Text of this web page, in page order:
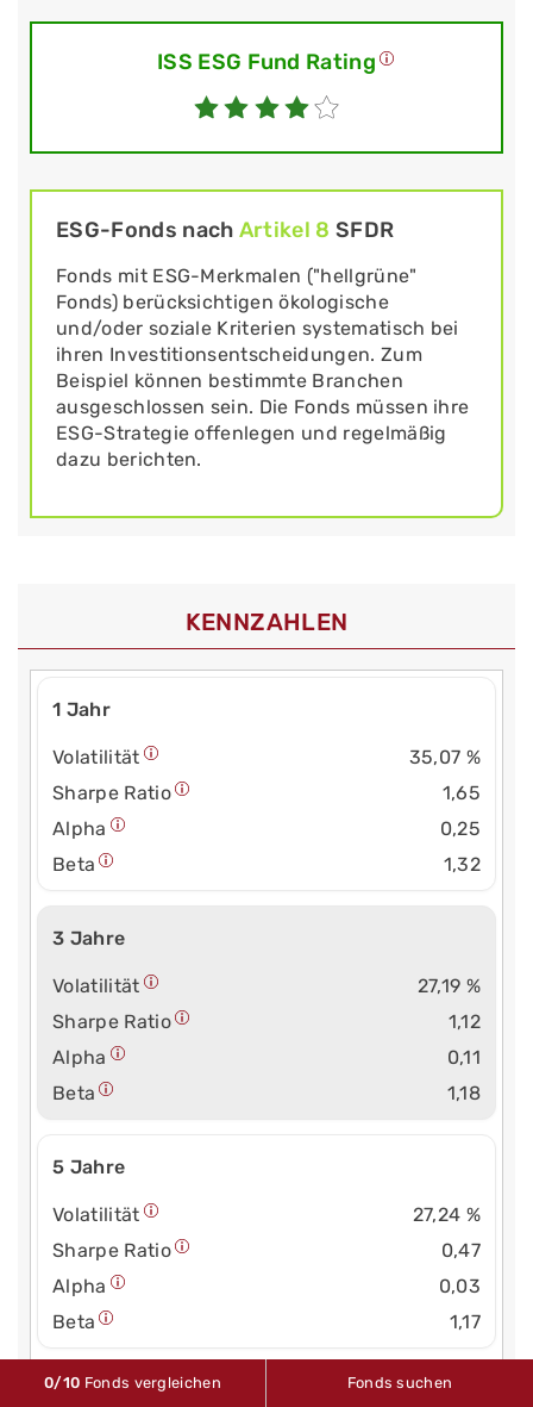
ISS ESG Fund Rating
ESG-Fonds nach Artikel 8 SFDR
Fonds mit ESG-Merkmalen ("hellgrüne"
Fonds) berücksichtigen ökologische
und/oder soziale Kriterien systematisch bei
ihren Investitionsentscheidungen. Zum
Beispiel können bestimmte Branchen
ausgeschlossen sein. Die Fonds müssen ihre
ESG-Strategie offenlegen und regelmäßig
dazu berichten.
KENNZAHLEN
1 Jahr
Volatilität
35,07 %
Sharpe Ratio
1,65
Alpha
0,25
Beta
1,32
3 Jahre
Volatilität
27,19 %
Sharpe Ratio
1,12
Alpha
0,11
Beta
1,18
5 Jahre
Volatilität
27,24 %
Sharpe Ratio
0,47
Alpha
0,03
Beta
1,17
10 Jahre
0/10 Fonds vergleichen Fonds suchen